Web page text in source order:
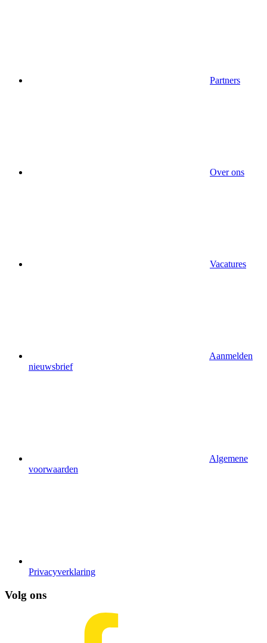
Partners
Over ons
Vacatures
Aanmelden
nieuwsbrief
Algemene
voorwaarden
Privacyverklaring
Volg ons